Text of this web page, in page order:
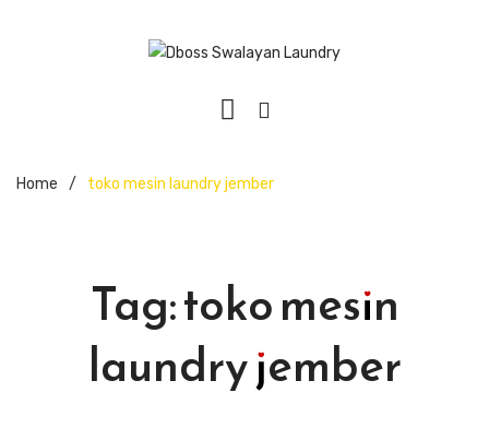
Home / toko mesin laundry jember
Tag:toko mesin
laundry jember